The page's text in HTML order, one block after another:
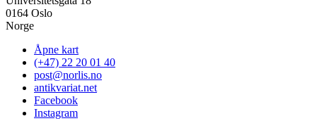
0164 Oslo
Norge
Åpne kart
(+47) 22 20 01 40
post@norlis.no
antikvariat.net
Facebook
Instagram